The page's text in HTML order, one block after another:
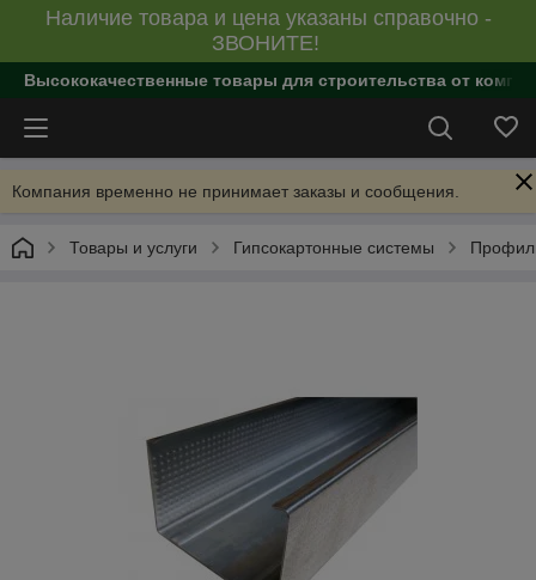
Наличие товара и цена указаны справочно -
ЗВОНИТЕ!
Высококачественные товары для строительства от
Компания временно не принимает заказы и сообщения.
Товары и услуги Гипсокартонные системы